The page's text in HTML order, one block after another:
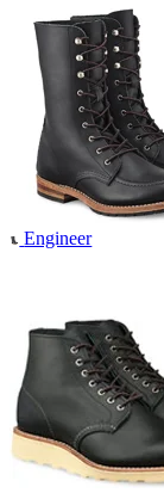
Engineer